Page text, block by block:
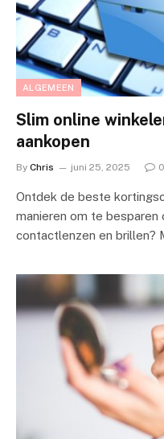
ALGEMEEN
Slim online
aankopen
By Chris juni 25, 2025 0
Ontdek de beste
manieren om te besparen
contactlenzen en brillen?